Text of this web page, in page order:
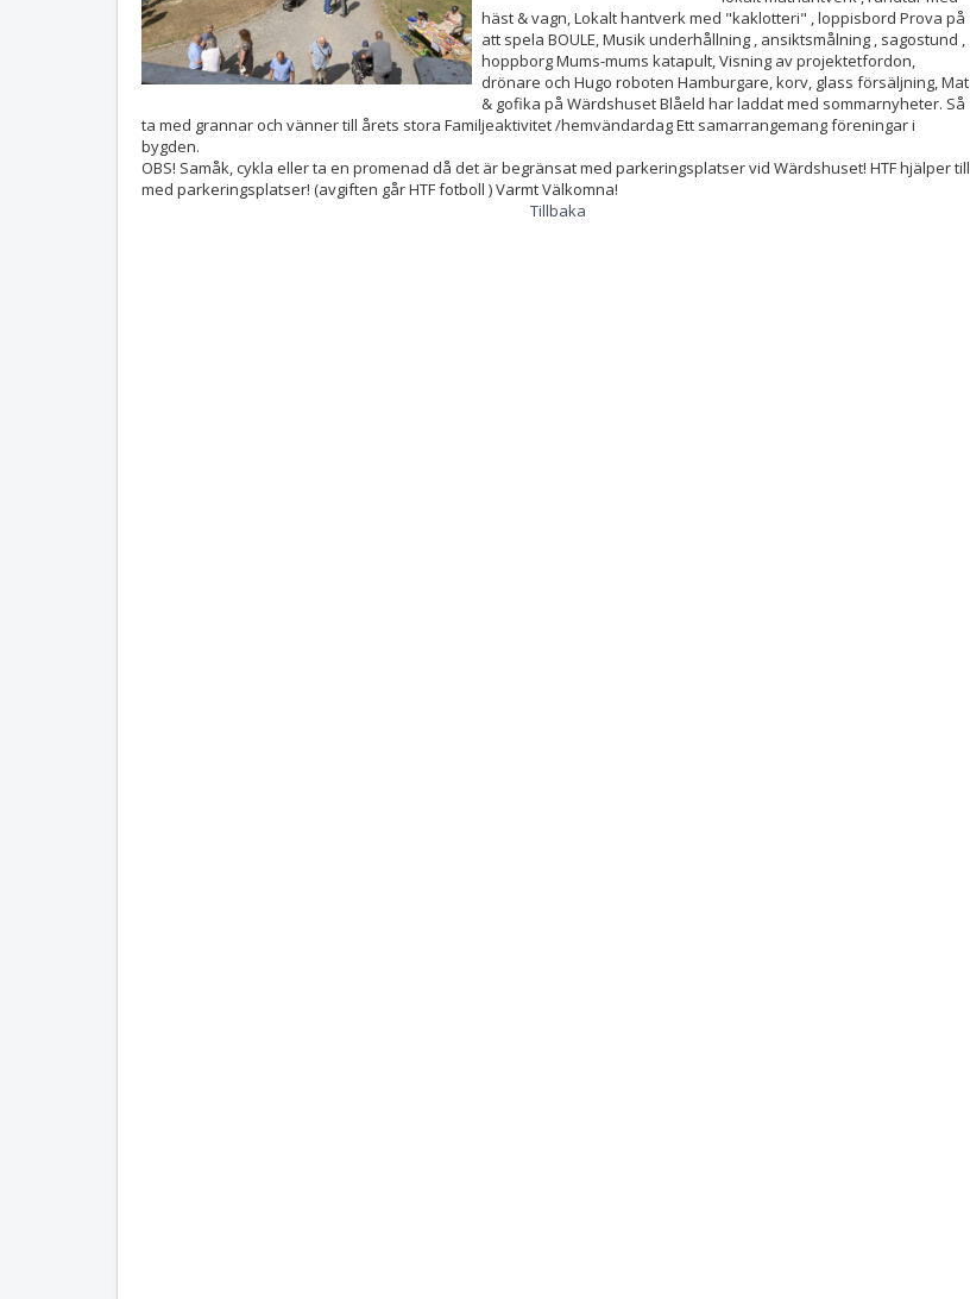
häst & vagn, Lokalt hantverk med "kaklotteri" , loppisbord Prova på
att spela BOULE, Musik underhållning , ansiktsmålning , sagostund ,
hoppborg Mums-mums katapult, Visning av projektetfordon,
drönare och Hugo roboten Hamburgare, korv, glass försäljning, Mat
& gofika på Wärdshuset Blåeld har laddat med sommarnyheter. Så
ta med grannar och vänner till årets stora Familjeaktivitet /hemvändardag Ett samarrangemang föreningar i
bygden.
OBS! Samåk, cykla eller ta en promenad då det är begränsat med parkeringsplatser vid Wärdshuset! HTF hjälper till
med parkeringsplatser! (avgiften går HTF fotboll ) Varmt Välkomna!
Tillbaka